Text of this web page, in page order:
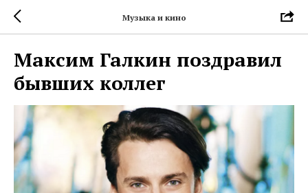
Музыка и кино
Максим Галкин поздравил
бывших коллег